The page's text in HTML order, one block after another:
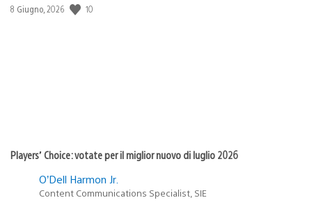
Data
8 Giugno, 2026 10
Players’ Choice: votate per il miglior nuovo di luglio 2026
O’Dell Harmon Jr.
Content Communications Specialist, SIE